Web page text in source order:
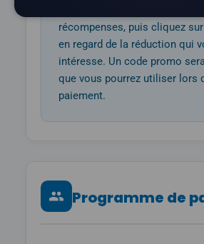
récompenses, puis cliquez
en regard de la réduction qui
intéresse. Un code promo
que vous pourrez utiliser lors
paiement.
Programme de